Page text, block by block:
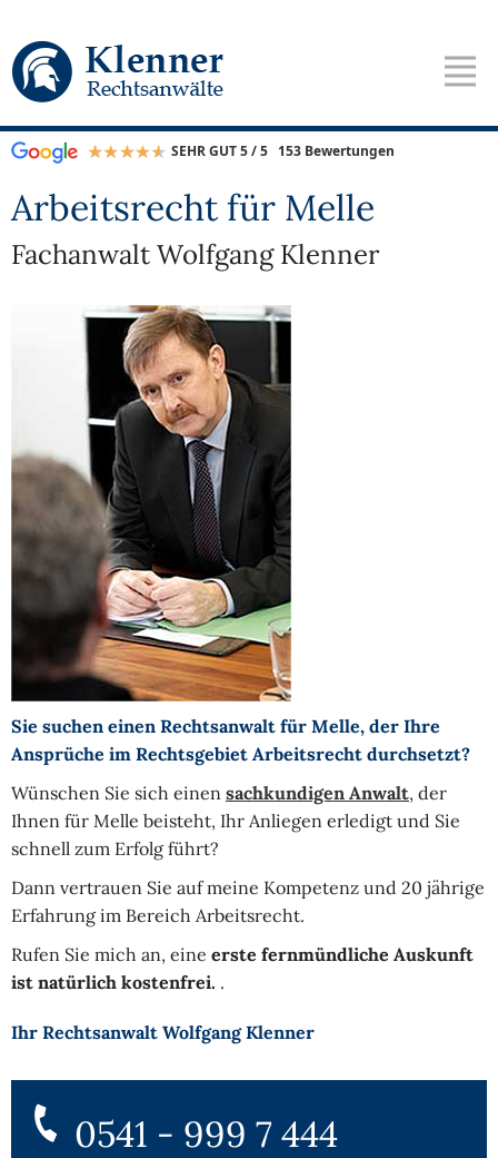
SEHR GUT 5 / 5 153 Bewertungen
Arbeitsrecht für Melle
Fachanwalt Wolfgang Klenner
Sie suchen einen Rechtsanwalt für Melle, der Ihre
Ansprüche im Rechtsgebiet Arbeitsrecht durchsetzt?
Wünschen Sie sich einen sachkundigen Anwalt, der
Ihnen für Melle beisteht, Ihr Anliegen erledigt und Sie
schnell zum Erfolg führt?
Dann vertrauen Sie auf meine Kompetenz und 20 jährige
Erfahrung im Bereich Arbeitsrecht.
Rufen Sie mich an, eine erste fernmündliche Auskunft
ist natürlich kostenfrei. .
Ihr Rechtsanwalt Wolfgang Klenner
0541 - 999 7 444